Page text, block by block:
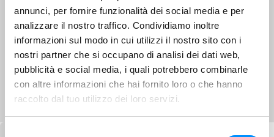
annunci, per fornire funzionalità dei social media e per
analizzare il nostro traffico. Condividiamo inoltre
informazioni sul modo in cui utilizzi il nostro sito con i
nostri partner che si occupano di analisi dei dati web,
pubblicità e social media, i quali potrebbero combinarle
con altre informazioni che hai fornito loro o che hanno
raccolto dal tuo utilizzo dei loro servizi.